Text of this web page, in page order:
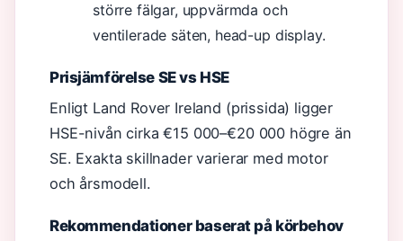
större fälgar, uppvärmda och
ventilerade säten, head-up display.
Prisjämförelse SE vs HSE
Enligt Land Rover Ireland (prissida) ligger
HSE-nivån cirka €15 000–€20 000 högre än
SE. Exakta skillnader varierar med motor
och årsmodell.
Rekommendationer baserat på körbehov